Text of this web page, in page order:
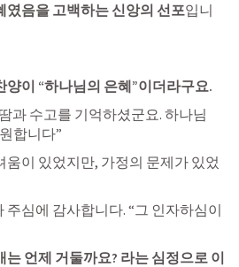
였음을 고백하는 신앙의 선포입니
양이 “하나님의 은혜”이더라구요.
과 수고를 기억하셨군요. 하나님
합니다”
움이 있었지만, 가정의 문제가 있었
주심에 감사합니다. “그 인자하심이
는 언제 거둘까요? 라는 심정으로 이